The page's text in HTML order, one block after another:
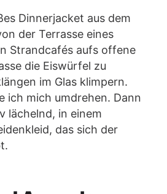
Dinnerjacket aus dem
der Terrasse eines
Strandcafés aufs offene
die Eiswürfel zu
im Glas klimpern.
ich mich umdrehen. Dann
lächelnd, in einem
das sich der